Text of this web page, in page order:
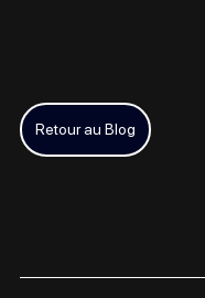
Retour au Blog